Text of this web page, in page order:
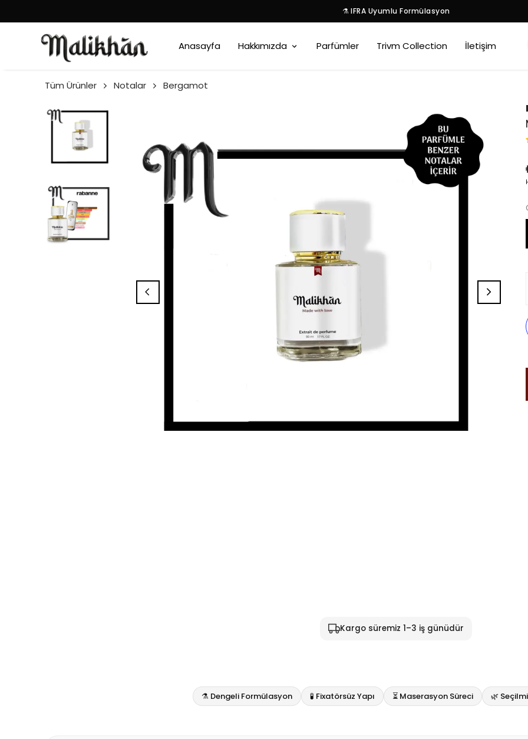
⚗️ IFRA Uyumlu Formülasyon
Anasayfa Hakkımızda Parfümler Trivm Collection İletişim
Tüm Ürünler Notalar Bergamot
Kargo süremiz 1–3 iş günüdür
⚗️ Dengeli Formülasyon 🧪 Fixatörsüz Yapı ⏳ Maserasyon Süreci 🌿